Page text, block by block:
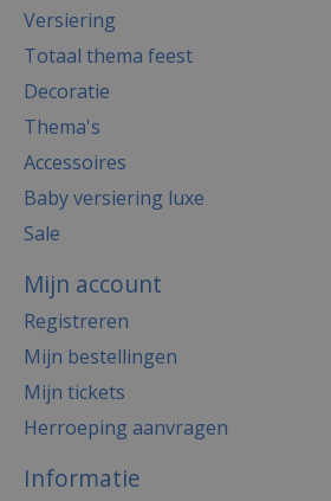
Versiering
Totaal thema feest
Decoratie
Thema's
Accessoires
Baby versiering luxe
Sale
Mijn account
Registreren
Mijn bestellingen
Mijn tickets
Herroeping aanvragen
Informatie